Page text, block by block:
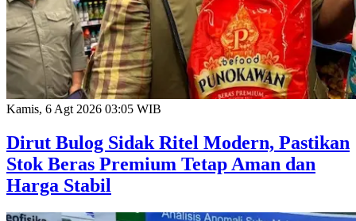
Kamis, 6 Agt 2026 03:05 WIB
Dirut Bulog Sidak Ritel Modern, Pastikan
Stok Beras Premium Tetap Aman dan
Harga Stabil